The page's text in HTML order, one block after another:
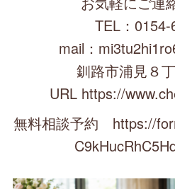
TEL：
mail：
釧路市浦見８
URL https://
無料相談予約 https://